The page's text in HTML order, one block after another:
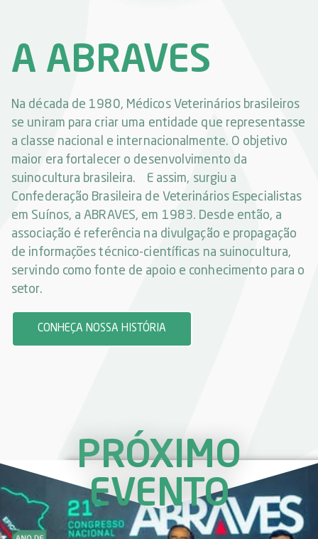
A ABRAVES
Na década de 1980, Médicos Veterinários brasileiros
se uniram para criar uma entidade que representasse
a classe nacional e internacionalmente. O objetivo
maior era fortalecer o desenvolvimento da
suinocultura brasileira. E assim, surgiu a
Confederação Brasileira de Veterinários Especialistas
em Suínos, a ABRAVES, em 1983. Desde então, a
associação é referência na divulgação e propagação
de informações técnico-científicas na suinocultura,
servindo como fonte de apoio e conhecimento para o
setor.
CONHEÇA NOSSA HISTÓRIA
PRÓXIMO
EVENTO